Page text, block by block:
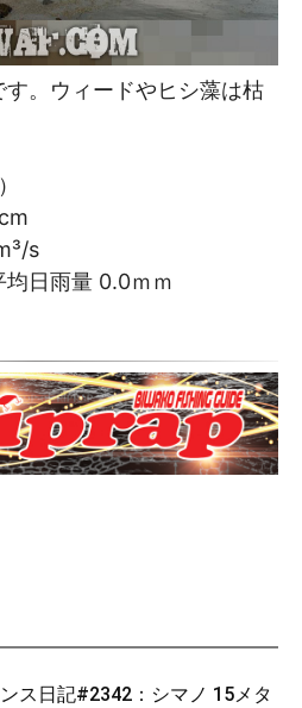
。ウィードやヒシ藻は枯
s
日雨量 0.0ｍｍ
ス日記#2342：シマノ 15メタ